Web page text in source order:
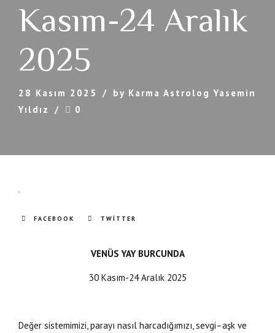
Kasım-24 Aralık
2025
28 Kasım 2025
by Karma Astrolog Yasemin
Yıldız
0
FACEBOOK TWITTER
VENÜS YAY BURCUNDA
30 Kasım-24 Aralık 2025
Değer sistemimizi, parayı nasıl harcadığımızı, sevgi–aşk ve